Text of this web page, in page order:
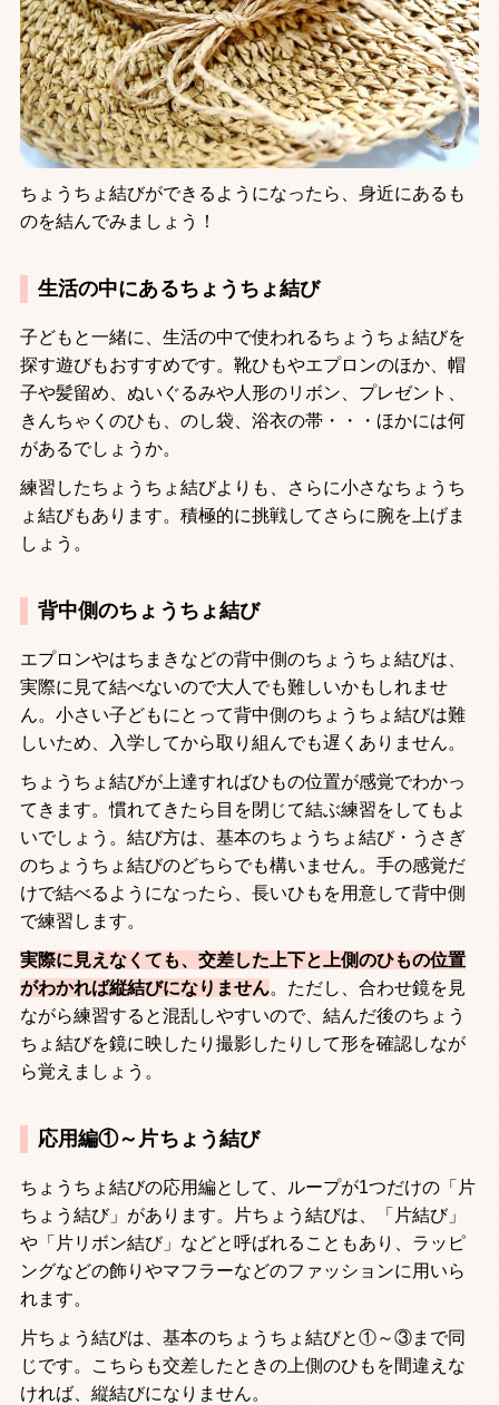
ちょうちょ結びができるようになったら、身近にあるも
のを結んでみましょう！
生活の中にあるちょうちょ結び
子どもと一緒に、生活の中で使われるちょうちょ結びを
探す遊びもおすすめです。靴ひもやエプロンのほか、帽
子や髪留め、ぬいぐるみや人形のリボン、プレゼント、
きんちゃくのひも、のし袋、浴衣の帯・・・ほかには何
があるでしょうか。
練習したちょうちょ結びよりも、さらに小さなちょうち
ょ結びもあります。積極的に挑戦してさらに腕を上げま
しょう。
背中側のちょうちょ結び
エプロンやはちまきなどの背中側のちょうちょ結びは、
実際に見て結べないので大人でも難しいかもしれませ
ん。小さい子どもにとって背中側のちょうちょ結びは難
しいため、入学してから取り組んでも遅くありません。
ちょうちょ結びが上達すればひもの位置が感覚でわかっ
てきます。慣れてきたら目を閉じて結ぶ練習をしてもよ
いでしょう。結び方は、基本のちょうちょ結び・うさぎ
のちょうちょ結びのどちらでも構いません。手の感覚だ
けで結べるようになったら、長いひもを用意して背中側
で練習します。
実際に見えなくても、交差した上下と上側のひもの位置
がわかれば縦結びになりません。ただし、合わせ鏡を見
ながら練習すると混乱しやすいので、結んだ後のちょう
ちょ結びを鏡に映したり撮影したりして形を確認しなが
ら覚えましょう。
応用編①～片ちょう結び
ちょうちょ結びの応用編として、ループが1つだけの「片
ちょう結び」があります。片ちょう結びは、「片結び」
や「片リボン結び」などと呼ばれることもあり、ラッピ
ングなどの飾りやマフラーなどのファッションに用いら
れます。
片ちょう結びは、基本のちょうちょ結びと①～③まで同
じです。こちらも交差したときの上側のひもを間違えな
ければ、縦結びになりません。